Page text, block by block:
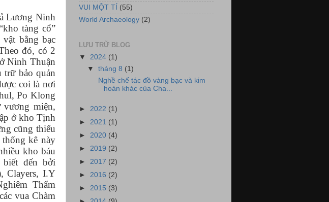
Lương Ninh
tàng cổ”
bằng bạc
đó, có 2
Ninh Thuận
bảo quản
coi là nơi
Po Klong
vương miện,
ở kho Tịnh
cũng thiếu
kê này
kho báu
biết đến bởi
Clayers, I.Y
Thẩm
vua Chàm
VUI MỘT TÍ (55)
World Archaeology (2)
LƯU TRỮ BLOG
▼ 2024 (1)
▼tháng 8 (1)
Nghề chế tác đồ vàng bạc và kim
hoàn khác của Cha...
► 2022 (1)
► 2021 (1)
► 2020 (4)
► 2019 (2)
► 2017 (2)
► 2016 (2)
► 2015 (3)